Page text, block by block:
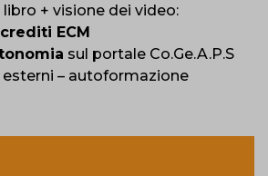
libro + visione dei video:
crediti ECM
sul portale Co.Ge.A.P.S
esterni – autoformazione